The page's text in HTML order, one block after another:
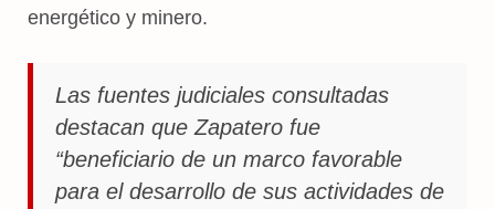
energético y minero.
Las fuentes judiciales consultadas
destacan que Zapatero fue
“beneficiario de un marco favorable
para el desarrollo de sus actividades de